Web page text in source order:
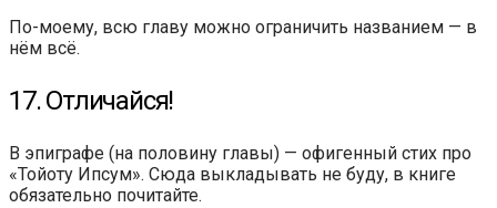
По-моему, всю главу можно ограничить названием — в
нём всё.
17. Отличайся!
В эпиграфе (на половину главы) — офигенный стих про
«Тойоту Ипсум». Сюда выкладывать не буду, в книге
обязательно почитайте.